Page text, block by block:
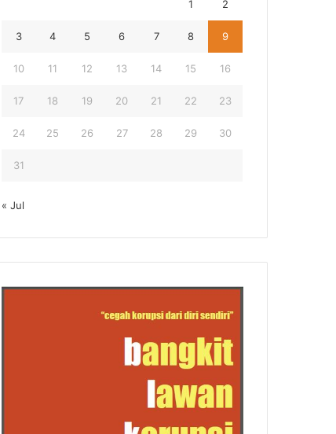
1 2
3 4 5 6 7 8 9
10 11 12 13 14 15 16
17 18 19 20 21 22 23
24 25 26 27 28 29 30
31
« Jul